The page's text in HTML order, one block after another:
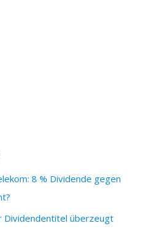
8 % Dividende gegen
Dividendentitel überzeugt